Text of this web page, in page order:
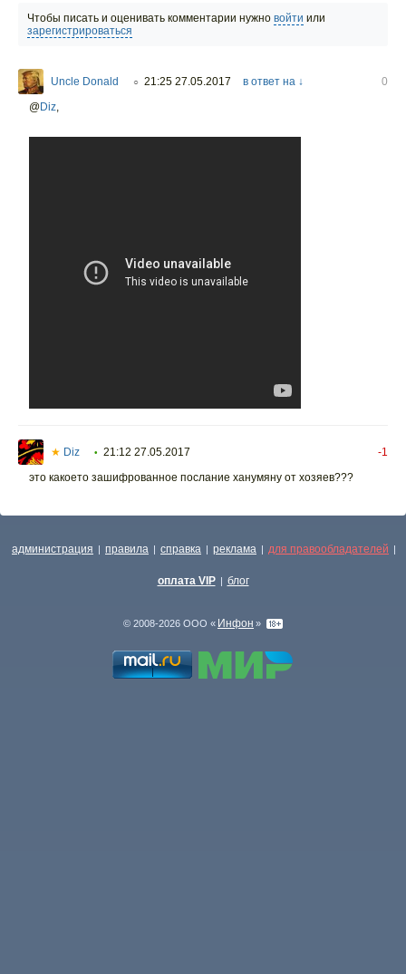
Чтобы писать и оценивать комментарии нужно войти или
зарегистрироваться
Uncle Donald ○ 21:25 27.05.2017 в ответ на ↓
0
@Diz
★ Diz • 21:12 27.05.2017
-1
это какоето зашифрованное послание ханумяну от хозяев???
администрация | правила | справка | реклама | для правообладателей |
оплата VIP | блог
© 2008-2026 ООО « Инфон »